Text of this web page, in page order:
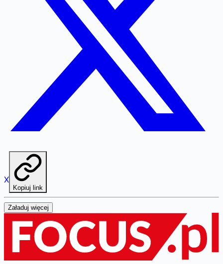
X
Kopiuj link
Załaduj więcej